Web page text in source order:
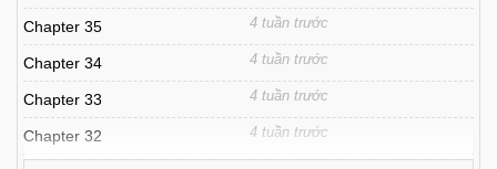
Chapter 35 4 tuần trước
Chapter 34 4 tuần trước
Chapter 33 4 tuần trước
Chapter 32 4 tuần trước